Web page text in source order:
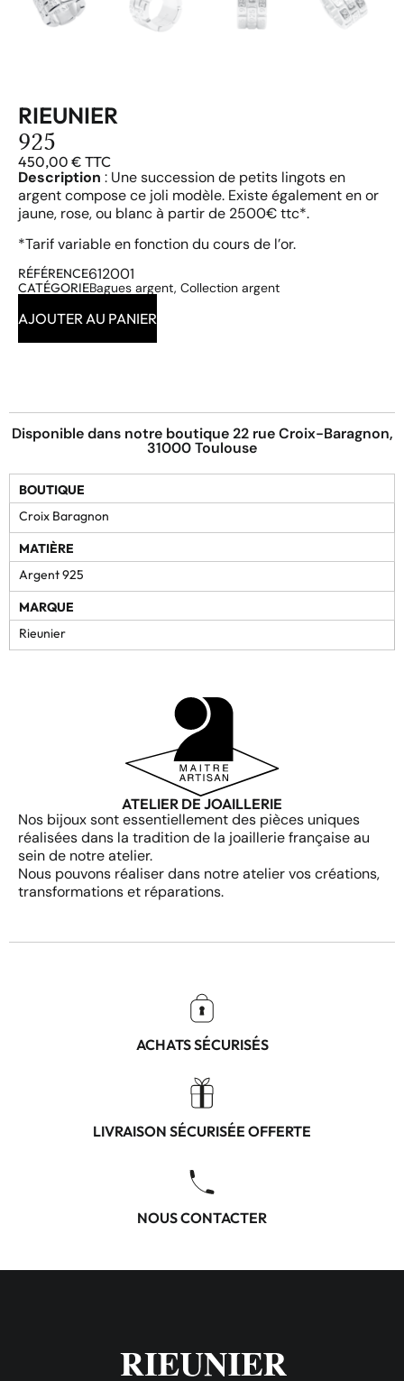
RIEUNIER
925
450,00 € TTC
Description : Une succession de petits lingots en
argent compose ce joli modèle. Existe également en or
jaune, rose, ou blanc à partir de 2500€ ttc*.
*Tarif variable en fonction du cours de l’or.
RÉFÉRENCE612001
CATÉGORIEBagues argent, Collection argent
AJOUTER AU PANIER
Disponible dans notre boutique 22 rue Croix-Baragnon,
31000 Toulouse
BOUTIQUE
Croix Baragnon
MATIÈRE
Argent 925
MARQUE
Rieunier
ATELIER DE JOAILLERIE
Nos bijoux sont essentiellement des pièces uniques
réalisées dans la tradition de la joaillerie française au
sein de notre atelier.
Nous pouvons réaliser dans notre atelier vos créations,
transformations et réparations.
ACHATS SÉCURISÉS
LIVRAISON SÉCURISÉE OFFERTE
NOUS CONTACTER